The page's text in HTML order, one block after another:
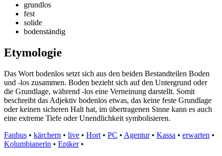
grundlos
fest
solide
bodenständig
Etymologie
Das Wort bodenlos setzt sich aus den beiden Bestandteilen Boden
und -los zusammen. Boden bezieht sich auf den Untergrund oder
die Grundlage, während -los eine Verneinung darstellt. Somit
beschreibt das Adjektiv bodenlos etwas, das keine feste Grundlage
oder keinen sicheren Halt hat, im übertragenen Sinne kann es auch
eine extreme Tiefe oder Unendlichkeit symbolisieren.
Fanbus • kärchern • live • Hort • PC • Agentur• Kassa • erwarten •
Kolumbianerin • Epiker•